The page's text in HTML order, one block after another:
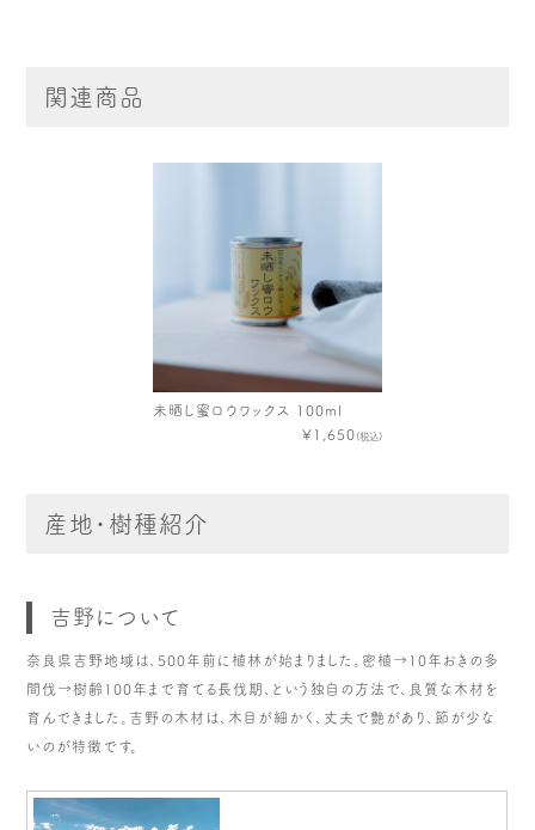
関連商品
未晒し蜜ロウワックス 100ml
¥1,650 (税込)
産地・樹種紹介
吉野について
奈良県吉野地域は、500年前に植林が始まりました。密植→10年おきの多
間伐→樹齢100年まで育てる長伐期、という独自の方法で、良質な木材を
育んできました。吉野の木材は、木目が細かく、丈夫で艶があり、節が少な
いのが特徴です。